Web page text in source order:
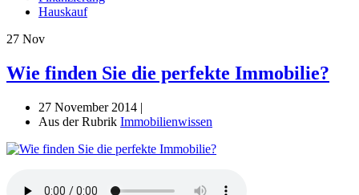
Hauskauf
27 Nov
Wie finden Sie die perfekte Immobilie?
27 November 2014 |
Aus der Rubrik Immobilienwissen